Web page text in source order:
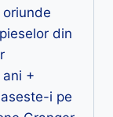
din
+
i pe